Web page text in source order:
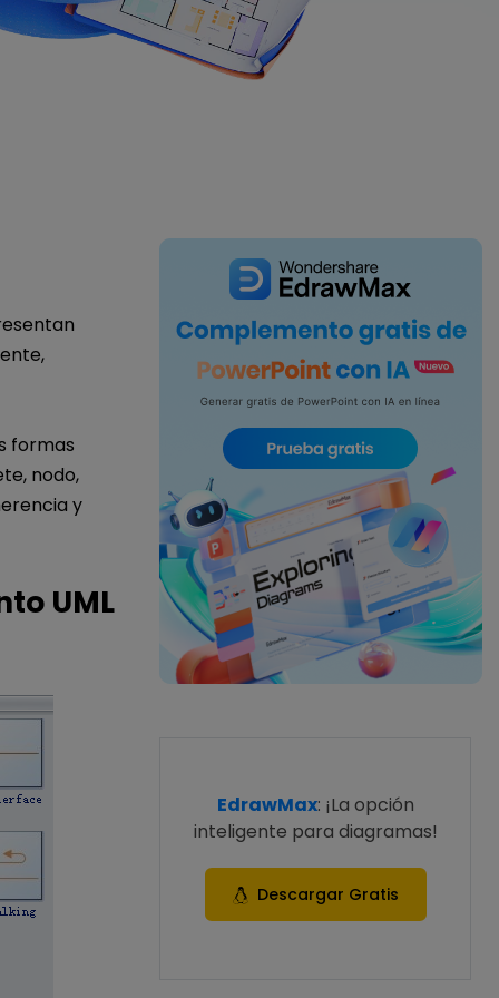
IA de EdrawMind
Creador de IA para
mapa mental.
formas
nodo,
y
UML
EdrawMax: ¡La opción
inteligente para diagramas!
Descargar Gratis